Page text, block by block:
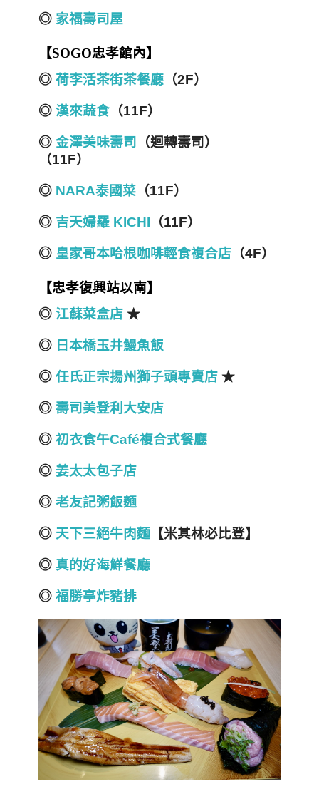
◎ 家福壽司屋
【SOGO忠孝館內】
◎ 荷李活茶街茶餐廳 （2F）
◎ 漢來蔬食 （11F）
◎ 金澤美味壽司
（迴轉壽司）
（11F）
◎ NARA泰國菜 （11F）
◎ 吉天婦羅 KICHI （11F）
◎ 皇家哥本哈根咖啡輕食複合店 （4F）
【忠孝復興站以南】
◎ 江蘇菜盒店 ★
◎ 日本橋玉井鰻魚飯
◎ 任氏正宗揚州獅子頭專賣店 ★
◎ 壽司美登利大安店
◎ 初衣食午Café複合式餐廳
◎ 姜太太包子店
◎ 老友記粥飯麵
◎ 天下三絕牛肉麵 【米其林必比登】
◎ 真的好海鮮餐廳
◎ 福勝亭炸豬排